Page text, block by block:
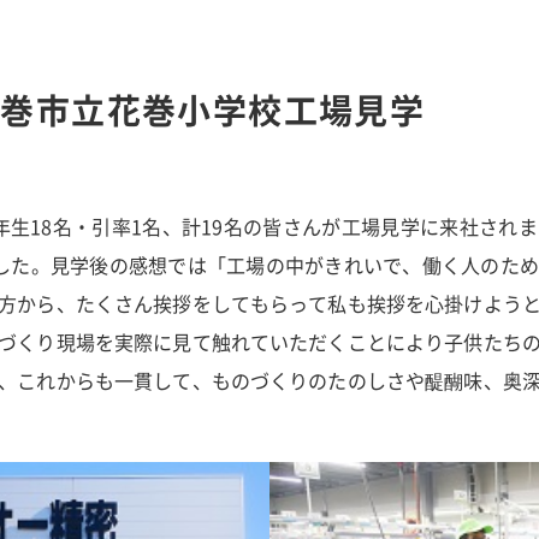
市立花巻小学校工場見学
18名・引率1名、計19名の皆さんが工場見学に来社され
。見学後の感想では「工場の中がきれいで、働く人のた
から、たくさん挨拶をしてもらって私も挨拶を心掛けよう
くり現場を実際に見て触れていただくことにより子供たち
これからも一貫して、ものづくりのたのしさや醍醐味、奥